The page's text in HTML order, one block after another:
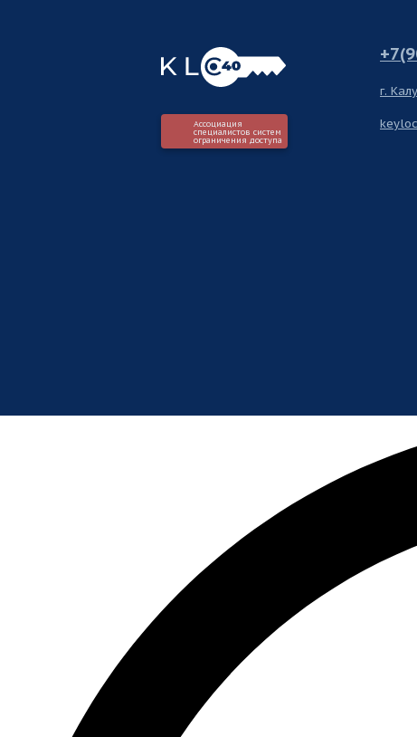
Ассоциация
специалистов систем
ограничения доступа
г.